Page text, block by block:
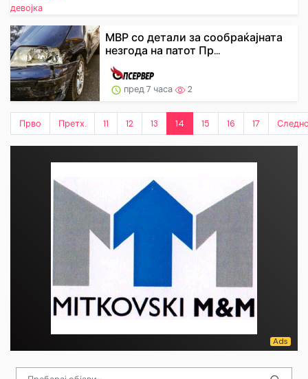
МВР со детали за сообраќајната
незгода на патот Пр...
пред 7 часа 2
Прво Претх. 11 12 13 14 15 16 17